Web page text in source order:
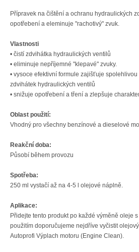
Přípravek na čištění a ochranu hydraulických
opotřebení a eleminuje "rachotivý" zvuk.
Vlastnosti
• čistí zdvihátka hydraulických ventilů
• eliminuje nepříjemné "klepavé" zvuky.
• vysoce efektivní formule zajišťuje spolehlivou
zdvihátek hydraulických ventilů
• snižuje opotřebení a tření a zlepšuje
Oblast použití:
Vhodný pro všechny benzínové a dieselové
Reakční doba:
Působí během provozu
Spotřeba:
250 ml vystačí až na 4-5 l olejové náplně.
Aplikace:
Přidejte tento produkt po každé výměně oleje s
použitím doporučujeme nejdříve vyčistit
Autoprofi Výplach motoru (Engine Clean).